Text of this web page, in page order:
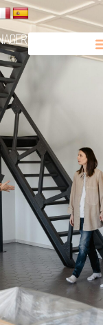
cookies